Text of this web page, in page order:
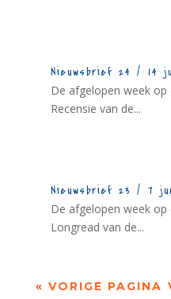
Nieuwsbrief 24 / 14
De afgelopen week
Recensie van de...
Nieuwsbrief 23 / 7
De afgelopen week
Longread van de...
« VORIGE PAGINA